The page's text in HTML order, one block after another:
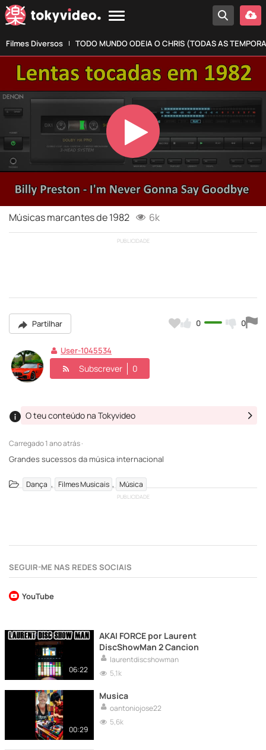
Filmes Diversos TODO MUNDO ODEIA O CHRIS (TODAS AS
Play
Video
Músicas marcantes de 1982 6k
PUBLICIDADE
Partilhar 0 0
User-1045534
Subscrever 0
Carregado1 ano atrás ·
O teu conteúdo na Tokyvideo
Grandes sucessos da música internacional
Dança , Filmes Musicais , Música
PUBLICIDADE
SEGUIR-ME NAS REDES SOCIAIS
YouTube
06:22
AKAI FORCE por Laurent
DiscShowMan 2 Cancion
laurentdiscshowman
5,1k
00:29
Musica
oantoniojose22
5,6k